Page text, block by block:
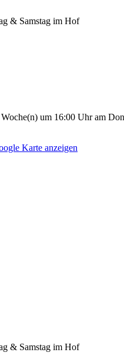
& Samstag im Hof
um 16:00 Uhr am
Karte anzeigen
& Samstag im Hof